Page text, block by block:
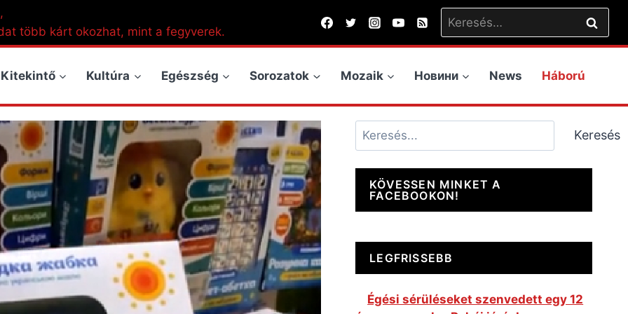
több kárt okozhat, mint a fegyverek.
Keresés:
Kitekintő Kultúra Egészség Sorozatok Mozaik Новини News Háború
Keresés Keresés
KÖVESSEN MINKET A
FACEBOOKON!
LEGFRISSEBB
Égési sérüléseket szenvedett egy 12